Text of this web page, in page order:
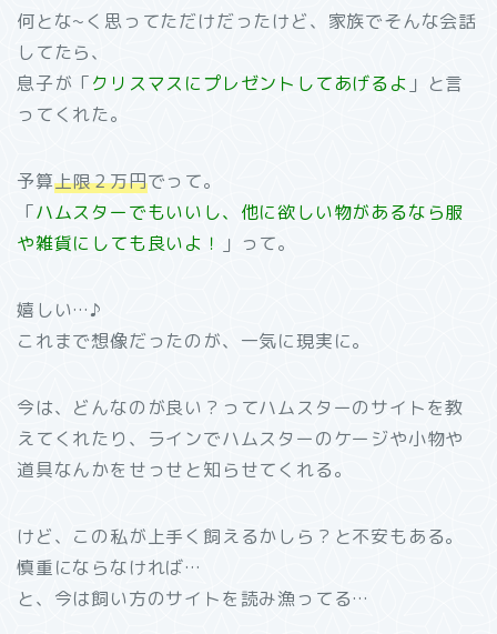
何とな~く思ってただけだったけど、家族でそんな会話
してたら、
息子が「クリスマスにプレゼントしてあげるよ 」と言
ってくれた。
予算上限２万円でって。
「ハムスターでもいいし、他に欲しい物があるなら服
や雑貨にしても良いよ！
」って。
嬉しい…♪
これまで想像だったのが、一気に現実に。
今は、どんなのが良い？ってハムスターのサイトを教
えてくれたり、ラインでハムスターのケージや小物や
道具なんかをせっせと知らせてくれる。
けど、この私が上手く飼えるかしら？と不安もある。
慎重にならなければ…
と、今は飼い方のサイトを読み漁ってる…